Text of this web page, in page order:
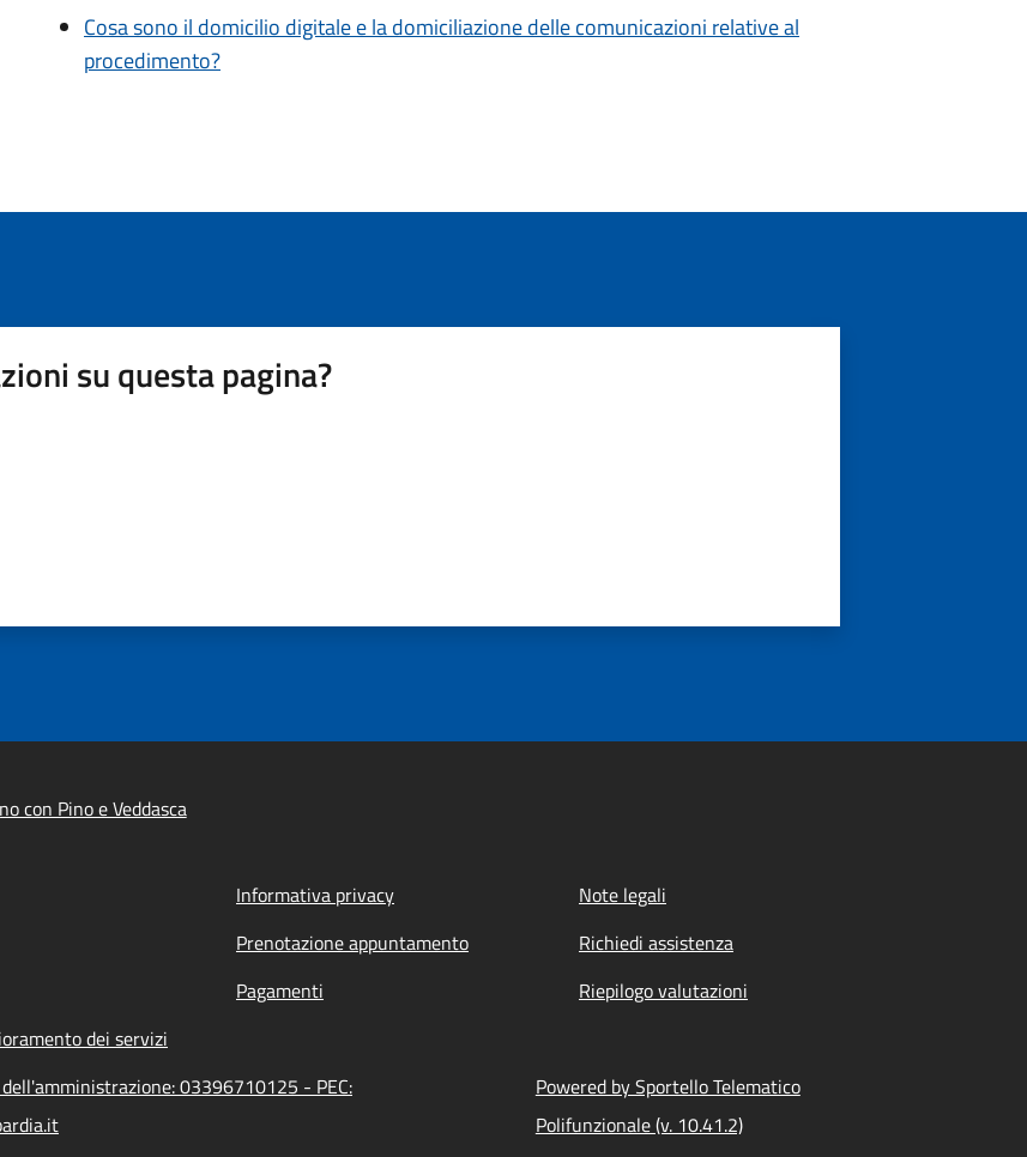
Cosa sono il domicilio digitale e la domiciliazione delle comunicazioni relative al
procedimento?
su questa pagina?
con Pino e Veddasca
Informativa privacy
Note legali
Prenotazione appuntamento
Richiedi assistenza
Pagamenti
Riepilogo valutazioni
dei servizi
03396710125 - PEC:
Powered by Sportello Telematico
Polifunzionale (v. 10.41.2)